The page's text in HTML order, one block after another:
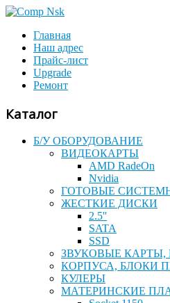
Главная
Наш адрес
Прайс-лист
Upgrade
Ремонт
Каталог
Б/У ОБОРУДОВАНИЕ
ВИДЕОКАРТЫ
AMD RadeOn
Nvidia
ГОТОВЫЕ
ЖЕСТКИЕ ДИСКИ
2.5''
SATA
SSD
ЗВУКОВЫЕ КАРТЫ,
КОРПУСА, БЛОКИ
КУЛЕРЫ
МАТЕРИНСКИЕ